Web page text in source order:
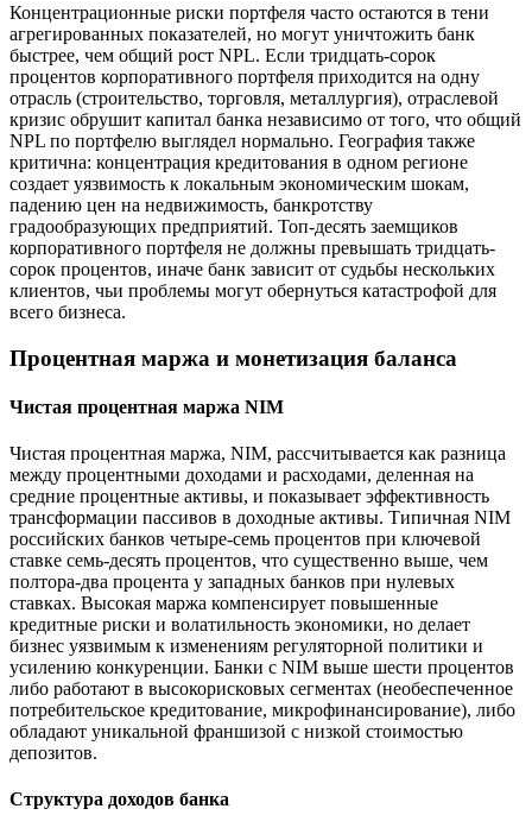
Концентрационные риски портфеля часто остаются в тени
агрегированных показателей, но могут уничтожить банк
быстрее, чем общий рост NPL. Если тридцать-сорок
процентов корпоративного портфеля приходится на одну
отрасль (строительство, торговля, металлургия), отраслевой
кризис обрушит капитал банка независимо от того, что общий
NPL по портфелю выглядел нормально. География также
критична: концентрация кредитования в одном регионе
создает уязвимость к локальным экономическим шокам,
падению цен на недвижимость, банкротству
градообразующих предприятий. Топ-десять заемщиков
корпоративного портфеля не должны превышать тридцать-
сорок процентов, иначе банк зависит от судьбы нескольких
клиентов, чьи проблемы могут обернуться катастрофой для
всего бизнеса.
Процентная маржа и монетизация баланса
Чистая процентная маржа NIM
Чистая процентная маржа, NIM, рассчитывается как разница
между процентными доходами и расходами, деленная на
средние процентные активы, и показывает эффективность
трансформации пассивов в доходные активы. Типичная NIM
российских банков четыре-семь процентов при ключевой
ставке семь-десять процентов, что существенно выше, чем
полтора-два процента у западных банков при нулевых
ставках. Высокая маржа компенсирует повышенные
кредитные риски и волатильность экономики, но делает
бизнес уязвимым к изменениям регуляторной политики и
усилению конкуренции. Банки с NIM выше шести процентов
либо работают в высокорисковых сегментах (необеспеченное
потребительское кредитование, микрофинансирование), либо
обладают уникальной франшизой с низкой стоимостью
депозитов.
Структура доходов банка